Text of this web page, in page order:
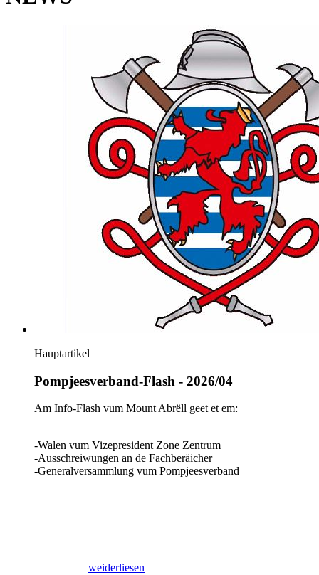
Hauptartikel
Pompjeesverband-Flash - 2026/04
Am Info-Flash vum Mount Abrëll geet et em:
-Walen vum Vizepresident Zone Zentrum
-Ausschreiwungen an de Fachberäicher
-Generalversammlung vum Pompjeesverband
weiderliesen